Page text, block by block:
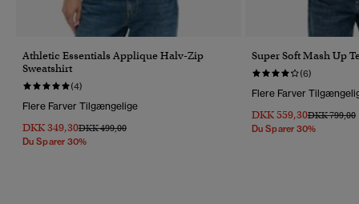
Athletic Essentials Applique Halv-Zip
Sweatshirt
(4)
Flere Farver Tilgængelige
DKK 349,30Pris Nedsat Fra
DKK 499,00Til
Du Sparer 30%
Super Soft Mash Up
(6)
Flere Farver
DKK 559,30Pris Nedsat
DKK 799,00
Du Sparer 30%